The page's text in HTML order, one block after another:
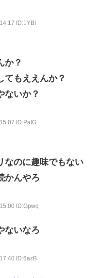
ID:1YBI
か？
てもええんか？
ないか？
ID:PaIG
なのに趣味でもない
かんやろ
ID:Gpwq
ないなろ
ID:6azB